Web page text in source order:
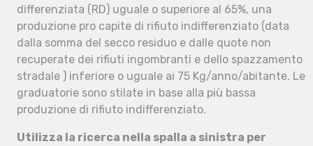
differenziata (RD) uguale o superiore al 65%, una
produzione pro capite di rifiuto indifferenziato (data
dalla somma del secco residuo e dalle quote non
recuperate dei rifiuti ingombranti e dello spazzamento
stradale ) inferiore o uguale ai 75 Kg/anno/abitante. Le
graduatorie sono stilate in base alla più bassa
produzione di rifiuto indifferenziato.
Utilizza la ricerca nella spalla a sinistra per